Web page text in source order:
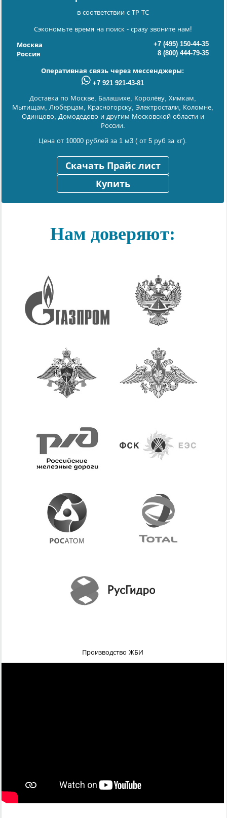
в соответствии с ТР ТС
Сэкономьте время на поиск - сразу звоните нам!
Москва
+7 (495) 150-44-35
Россия
8 (800) 444-79-35
Оперативная связь через мессенджеры:
+7 921 921-43-81
Доставка по Москве, Балашихе, Королёву, Химкам,
Мытищам, Люберцам, Красногорску, Электростали, Коломне,
Одинцово, Домодедово и другим Московской области и
России.
Цена от 10000 рублей за 1 м3 ( от 5 руб за кг).
Скачать Прайс лист
Купить
Нам доверяют:
Производство ЖБИ